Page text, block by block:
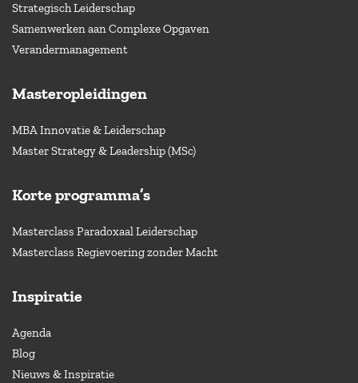
Strategisch Leiderschap
Samenwerken aan Complexe Opgaven
Verandermanagement
Masteropleidingen
MBA Innovatie & Leiderschap
Master Strategy & Leadership (MSc)
Korte programma’s
Masterclass Paradoxaal Leiderschap
Masterclass Regievoering zonder Macht
Inspiratie
Agenda
Blog
Nieuws & Inspiratie